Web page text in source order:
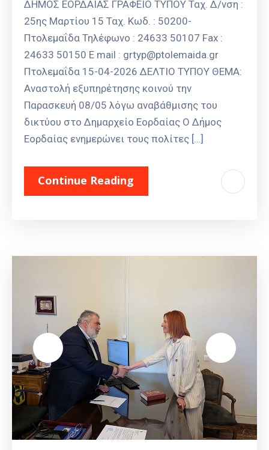
ΔΗΜΟΣ ΕΟΡΔΑΙΑΣ ΓΡΑΦΕΙΟ ΤΥΠΟΥ Ταχ. Δ/νση :
25ης Μαρτίου 15 Ταχ. Κωδ. : 50200-
Πτολεμαΐδα Τηλέφωνο : 24633 50107 Fax :
24633 50150 E mail : grtyp@ptolemaida.gr
Πτολεμαΐδα 15-04-2026 ΔΕΛΤΙΟ ΤΥΠΟΥ ΘΕΜΑ:
Αναστολή εξυπηρέτησης κοινού την
Παρασκευή 08/05 λόγω αναβάθμισης του
δικτύου στο Δημαρχείο Εορδαίας Ο Δήμος
Εορδαίας ενημερώνει τους πολίτες […]
Continue Reading